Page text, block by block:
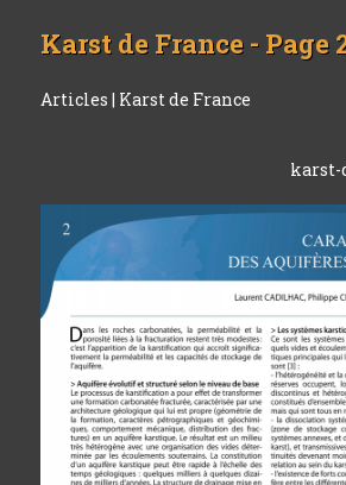
Karst de France - Page
Articles| Karst de France
karst-